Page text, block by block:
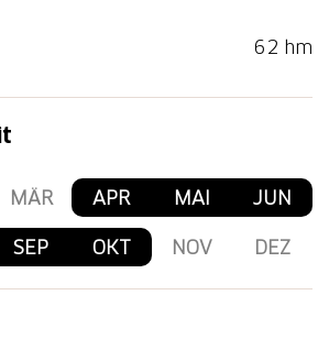
62 hm
MÄR APR MAI JUN
SEP OKT NOV DEZ